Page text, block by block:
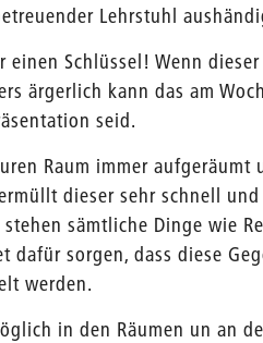
Lehrstuhl
einen Schlüssel! Wenn
ärgerlich kann das am
seid.
Raum immer aufgeräumt
dieser sehr schnell
sämtliche Dinge wie
dafür sorgen, dass diese
werden.
in den Räumen un an